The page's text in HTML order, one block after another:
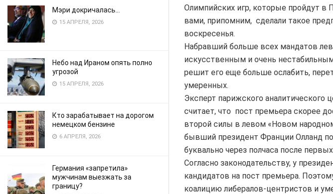
Мэри докричалась…
15 АПРЕЛЯ, 2026
Небо над Ираном опять полно
угрозой
15 АПРЕЛЯ, 2026
Кто зарабатывает на дорогом
немецком бензине
6 АПРЕЛЯ, 2026
Германия «запретила»
мужчинам выезжать за
границу?
Олимпийских игр, которые пройдут в
вами, припомним, сделали такое
воскресенья.
Набравший больше всех мандатов
искусственным и очень
решит его еще больше ослабить,
умеренных.
Эксперт парижского
считает, что пост премьера скорее
второй силы в левом «Новом
бывший президент Франции Олланд
буквально через полчаса после
Согласно законодательству, у
кандидатов на пост премьера.
коалицию либералов-центристов и